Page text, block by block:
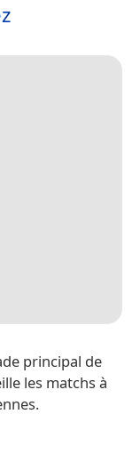
principal de
les matchs à